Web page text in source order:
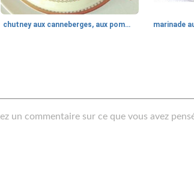
chutney aux canneberges, aux pommes et au gingembre frais marinade